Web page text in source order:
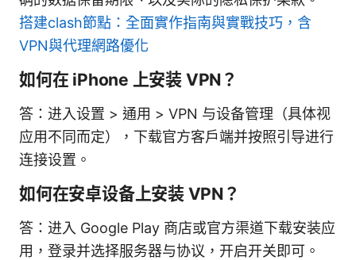
搭建clash節點：全面實作指南與實戰技巧，含
VPN與代理網路優化
如何在 iPhone 上安装 VPN？
答：进入设置 > 通用 > VPN 与设备管理（具体视
应用不同而定），下载官方客户端并按照引导进行
连接设置。
如何在安卓设备上安装 VPN？
答：进入 Google Play 商店或官方渠道下载安装应
用，登录并选择服务器与协议，开启开关即可。